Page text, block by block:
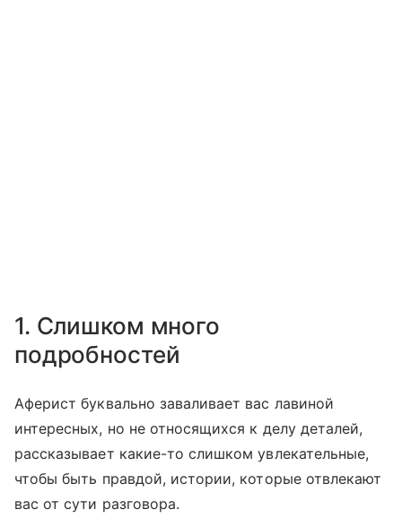
1. Слишком много
подробностей
Аферист буквально заваливает вас лавиной
интересных, но не относящихся к делу деталей,
рассказывает какие-то слишком увлекательные,
чтобы быть правдой, истории, которые отвлекают
вас от сути разговора.